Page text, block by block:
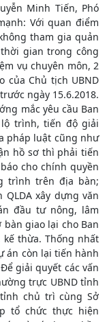
Minh Tiến, Phó
Với quan điểm
tham gia quản
gian trong công
vụ chuyên môn, 2
của Chủ tịch UBND
ngày 15.6.2018.
mắc yêu cầu Ban
lộ trình, tiến độ giải
pháp luật cũng như
hồ sơ thì phải tiến
cho chính quyền
trình trên địa bàn;
xây dựng văn
đầu tư nông, lâm
bàn giao lại cho Ban
thừa. Thống nhất
án còn lại tiến hành
giải quyết các vấn
trực UBND tỉnh
chủ trì cùng Sở
tổ chức thực hiện